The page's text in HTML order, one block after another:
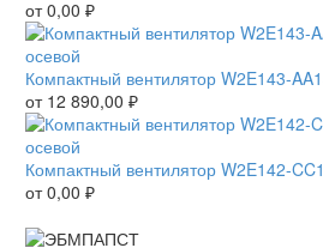
от0,00 ₽
Компактный вентилятор W2E143-
от 12 890,00 ₽
Компактный вентилятор W2E142-
от0,00 ₽